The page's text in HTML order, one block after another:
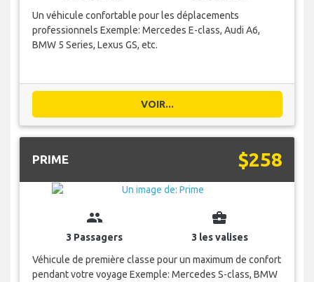
Un véhicule confortable pour les déplacements
professionnels Exemple: Mercedes E-class, Audi A6,
BMW 5 Series, Lexus GS, etc.
VOIR...
PRIME $258
group
3 Passagers
business_center
3 les valises
Véhicule de première classe pour un maximum de confort
pendant votre voyage Exemple: Mercedes S-class, BMW